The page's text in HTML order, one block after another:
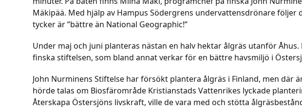
Mäkipää. Med hjälp av Hampus Södergrens undervattensdrönare
tycker är ”bättre än National Geographic!”
Under maj och juni planteras nästan en halv hektar ålgräs utanför
finska stiftelsen, som bland annat verkar för en bättre havsmiljö i
John Nurminens Stiftelse har försökt plantera ålgräs i Finland, men där
hörde talas om Biosfärområde Kristianstads Vattenrikes lyckade
Återskapa Östersjöns livskraft, ville de vara med och stötta